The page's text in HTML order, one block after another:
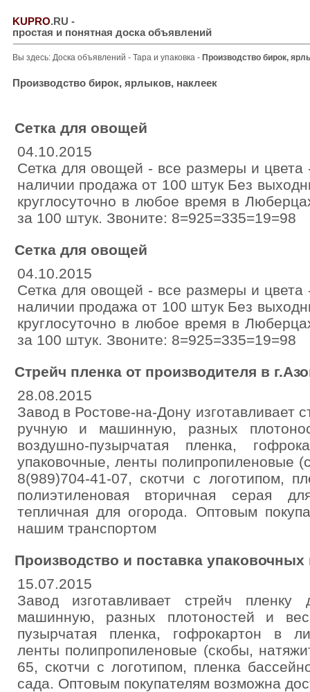
KUPRO.RU -
простая и понятная доска объявлений
Вы здесь: Доска объявлений - Тара и упаковка - Производство бирок,
Производство бирок, ярлыков, наклеек
Сетка для овощей
04.10.2015
Сетка для овощей - все размеры и
наличии продажа от 100 штук Без
круглосуточно в любое время в
за 100 штук. Звоните: 8=925=335=19=98
Сетка для овощей
04.10.2015
Сетка для овощей - все размеры и
наличии продажа от 100 штук Без
круглосуточно в любое время в
за 100 штук. Звоните: 8=925=335=19=98
Стрейч пленка от производителя в
28.08.2015
Завод в Ростове-на-Дону изготавливает
ручную и машинную, разных
воздушно-пузырчатая пленка,
упаковочные, ленты полипропиленовые
8(989)704-41-07, скотчи с логотипом,
полиэтиленовая вторичная серая
тепличная для огорода. Оптовым
нашим транспортом
Производство и поставка
15.07.2015
Завод изготавливает стрейч
машинную, разных плотоностей и
пузырчатая пленка, гофрокартон в
ленты полипропиленовые (скобы,
65, скотчи с логотипом, пленка
сада. Оптовым покупателям возможна